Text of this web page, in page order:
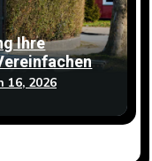
Ihre
16, 2026